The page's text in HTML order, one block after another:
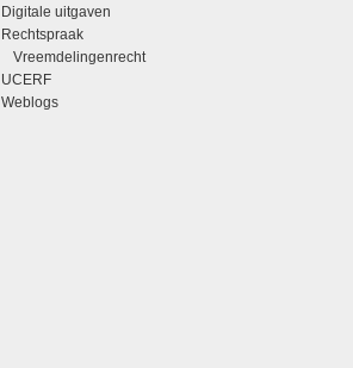
Digitale uitgaven
Rechtspraak
Vreemdelingenrecht
UCERF
Weblogs